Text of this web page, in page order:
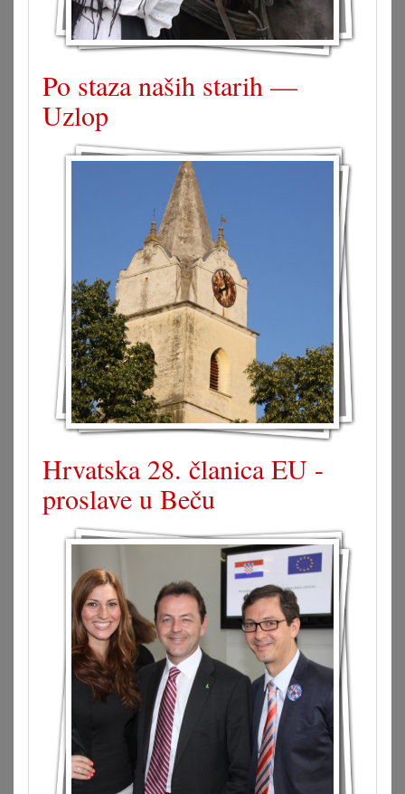
Po staza naših starih —
Uzlop
Hrvatska 28. članica EU -
proslave u Beču